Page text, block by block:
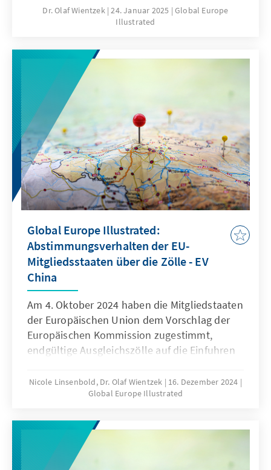
for, 201 against, and 12 abstentions. In
January, the resolution calling for expanded
against, and 163 abstentions. Abstentions
rose in January, and the S&D shifted from
opposing in September to supporting the
resolution, while the far-right group increased
abstentions.
Dr. Olaf Wientzek 24. Januar 2025 Global Europe
Illustrated
Global Europe Illustrated:
Abstimmungsverhalten der EU-
Mitgliedsstaaten über die Zölle - EV
China
Am 4. Oktober 2024 haben die Mitgliedstaaten
der Europäischen Union dem Vorschlag der
Europäischen Kommission zugestimmt,
endgültige Ausgleichszölle auf die Einfuhren
(BEVs) aus China einzuführen. Von den 27
Mitgliedstaaten sprachen sich nur fünf
die Zölle aus, während 12 andere sich der
Stimme enthielten.
Nicole Linsenbold, Dr. Olaf Wientzek
16. Dezember 2024
Global Europe Illustrated